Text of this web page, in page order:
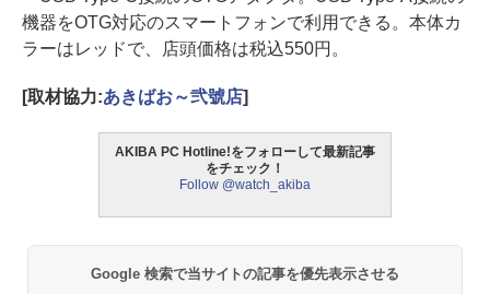
機器をOTG対応のスマートフォンで利用できる。本体カ
ラーはレッドで、店頭価格は税込550円。
[取材協力:あきばお～弐號店]
AKIBA PC Hotline!をフォローして最新記事
をチェック！
Follow @watch_akiba
Google 検索で当サイトの記事を優先表示させる